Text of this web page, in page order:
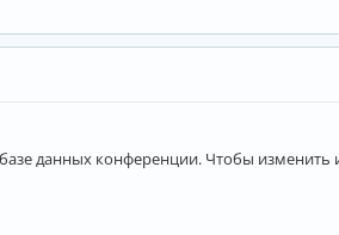
данных конференции. Чтобы